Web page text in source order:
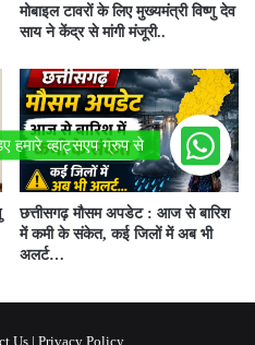
मोबाइल टावरों के लिए मुख्यमंत्री विष्णु देव
साय ने केंद्र से मांगी मंजूरी..
छत्तीसगढ़ मौसम अपडेट : आज से बारिश
में कमी के संकेत, कई जिलों में अब भी
अलर्ट…
Us | Privacy Policy